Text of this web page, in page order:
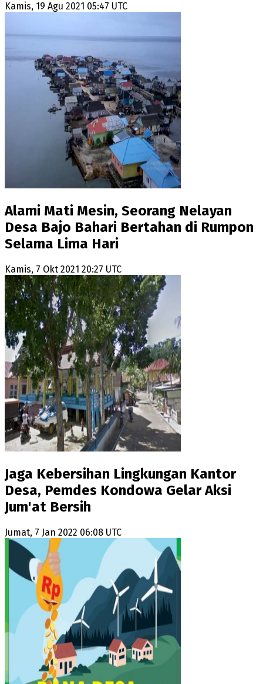
Kamis, 19 Agu 2021 05:47 UTC
Alami Mati Mesin, Seorang Nelayan
Desa Bajo Bahari Bertahan di Rumpon
Selama Lima Hari
Kamis, 7 Okt 2021 20:27 UTC
Jaga Kebersihan Lingkungan Kantor
Desa, Pemdes Kondowa Gelar Aksi
Jum'at Bersih
Jumat, 7 Jan 2022 06:08 UTC